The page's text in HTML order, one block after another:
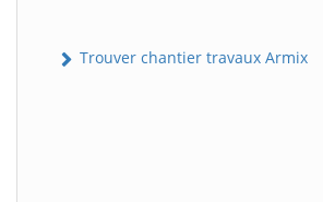
Trouver chantier travaux Armix